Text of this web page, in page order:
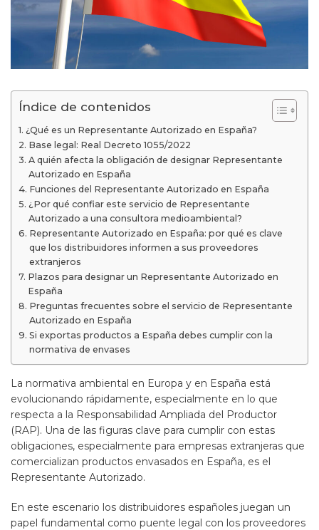
Índice de contenidos
¿Qué es un Representante Autorizado en España?
Base legal: Real Decreto 1055/2022
A quién afecta la obligación de designar Representante
Autorizado en España
Funciones del Representante Autorizado en España
¿Por qué confiar este servicio de Representante
Autorizado a una consultora medioambiental?
Representante Autorizado en España: por qué es clave
que los distribuidores informen a sus proveedores
extranjeros
Plazos para designar un Representante Autorizado en
España
Preguntas frecuentes sobre el servicio de Representante
Autorizado en España
Si exportas productos a España debes cumplir con la
normativa de envases
La normativa ambiental en Europa y en España está
evolucionando rápidamente, especialmente en lo que
respecta a la Responsabilidad Ampliada del Productor
(RAP). Una de las figuras clave para cumplir con estas
obligaciones, especialmente para empresas extranjeras que
comercializan productos envasados en España, es el
Representante Autorizado.
En este escenario los distribuidores españoles juegan un
papel fundamental como puente legal con los proveedores